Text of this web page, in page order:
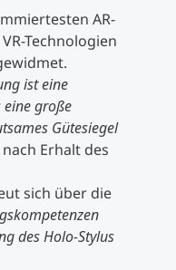
AR-
Technologien
ist eine
eine große
Gütesiegel
Erhalt des
sich über die
des Holo-Stylus